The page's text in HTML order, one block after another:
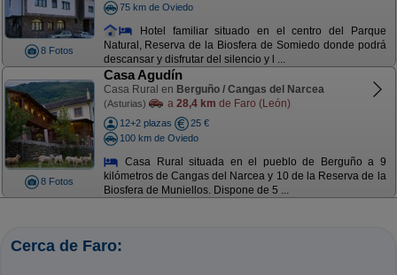
8 Fotos
75 km de Oviedo
Hotel familiar situado en el centro del Parque
Natural, Reserva de la Biosfera de Somiedo donde podrá
descansar y disfrutar del silencio y l ...
8 Fotos
Casa Agudín
Casa Rural en Berguño / Cangas del Narcea
(Asturias) a 28,4 km de Faro (León)
12+2 plazas
25 €
100 km de Oviedo
Casa Rural situada en el pueblo de Berguño a 9
kilómetros de Cangas del Narcea y 10 de la Reserva de la
Biosfera de Muniellos. Dispone de 5 ...
Cerca de Faro: